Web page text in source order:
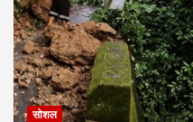
सोशल